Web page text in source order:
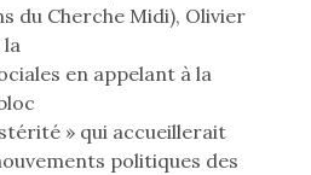
du Cherche Midi), Olivier
en appelant à la
» qui accueillerait
politiques des